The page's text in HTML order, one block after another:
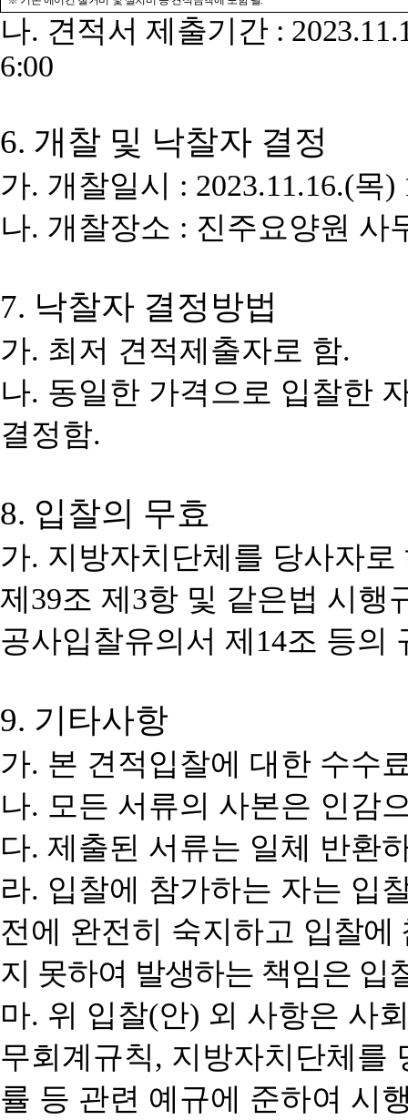
나. 견적서 제출기간 :
6:00
6. 개찰 및 낙찰자 결정
가. 개찰일시 : 2023.11.16.(목)
나. 개찰장소 : 진주요양원 사
7. 낙찰자 결정방법
가. 최저 견적제출자로 함.
나. 동일한 가격으로 입찰한
결정함.
8. 입찰의 무효
가. 지방자치단체를 당사자
제 39조 제 3항 및 같은법 시행
공사입찰유의서 제 14조 등의
9. 기타사항
가. 본 견적입찰에 대한 수수
나. 모든 서류의 사본은 인감
다. 제출된 서류는 일체 반환
라. 입찰에 참가하는 자는 입
전에 완전히 숙지하고 입찰에
지 못하여 발생하는 책임은 입
마. 위 입찰(안) 외 사항은 사
무회계규칙, 지방자치단체를
률 등 관련 예규에 준하여 시